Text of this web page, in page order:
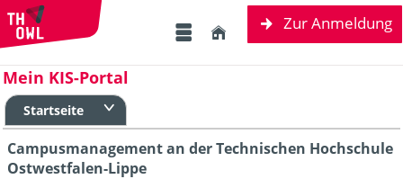
Zur Anmeldung
Mein KIS-Portal
Startseite
Campusmanagement an der Technischen Hochschule
Ostwestfalen-Lippe